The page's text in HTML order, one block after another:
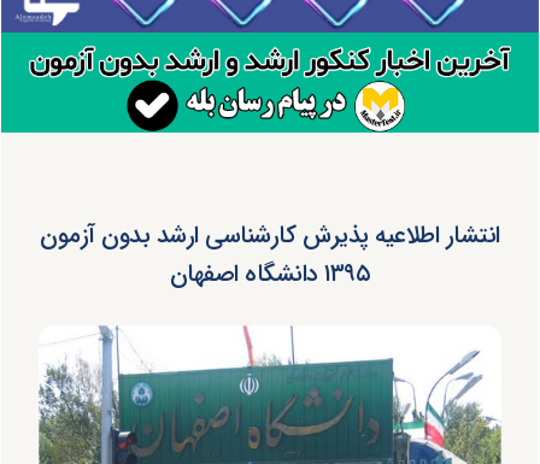
انتشار اطلاعیه پذیرش کارشناسی ارشد بدون آزمون
۱۳۹۵ دانشگاه اصفهان